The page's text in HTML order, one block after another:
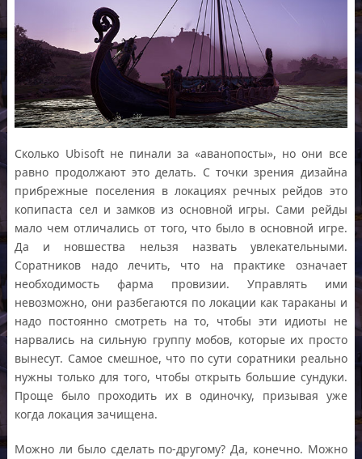
Сколько Ubisoft не пинали за «аванопосты», но они все
равно продолжают это делать. С точки зрения дизайна
прибрежные поселения в локациях речных рейдов это
копипаста сел и замков из основной игры. Сами рейды
мало чем отличались от того, что было в основной игре.
Да и новшества нельзя назвать увлекательными.
Соратников надо лечить, что на практике означает
необходимость фарма провизии. Управлять ими
невозможно, они разбегаются по локации как тараканы и
надо постоянно смотреть на то, чтобы эти идиоты не
нарвались на сильную группу мобов, которые их просто
вынесут. Самое смешное, что по сути соратники реально
нужны только для того, чтобы открыть большие сундуки.
Проще было проходить их в одиночку, призывая уже
когда локация зачищена.
Можно ли было сделать по-другому? Да, конечно. Можно